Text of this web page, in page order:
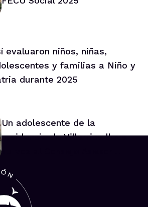
evaluaron niños, niñas,
y familias a Niño y
durante 2025
Un adolescente de la
residencia de Villarrica lleva